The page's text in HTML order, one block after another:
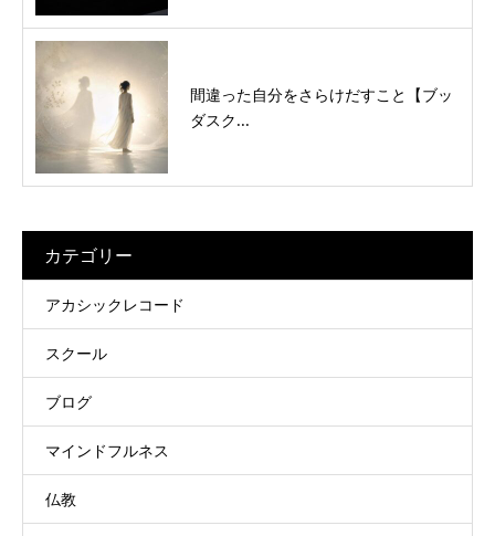
間違った自分をさらけだすこと【ブッ
ダスク...
カテゴリー
アカシックレコード
スクール
ブログ
マインドフルネス
仏教